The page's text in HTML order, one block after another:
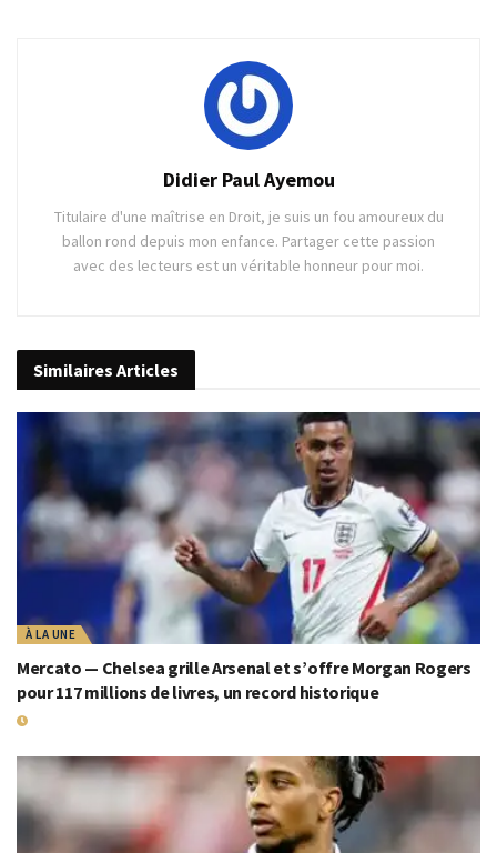
Didier Paul Ayemou
Titulaire d'une maîtrise en Droit, je suis un fou amoureux du
ballon rond depuis mon enfance. Partager cette passion
avec des lecteurs est un véritable honneur pour moi.
Similaires Articles
À LA UNE
Mercato — Chelsea grille Arsenal et s’offre Morgan Rogers
pour 117 millions de livres, un record historique